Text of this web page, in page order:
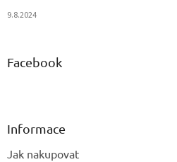
9.8.2024
Facebook
Informace
Jak nakupovat